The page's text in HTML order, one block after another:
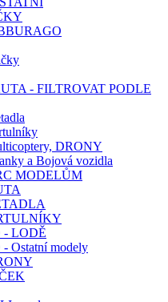
- FILTROVAT PODLE
DRONY
a Bojová vozidla
MODELŮM
- LODĚ
Ostatní modely